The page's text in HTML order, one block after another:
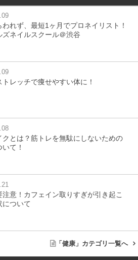
われず、最短1ヶ月でプロネイリスト！
ズネイルスクール＠渋谷
トレッチで痩せやすい体に！
クとは？筋トレを無駄にしないための
て！
注意！カフェイン取りすぎが引き起こ
について
「健康」カテゴリ一覧へ